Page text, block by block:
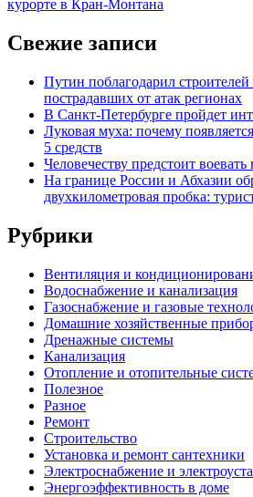
курорте в Кран-Монтана
Свежие записи
Путин поблагодарил
пострадавших от атак регионах
В Санкт-Петербурге пройдет
Луковая муха: почему
5 средств
Человечеству предстоит воевать
На границе России и Абхазии
двухкилометровая пробка:
Рубрики
Вентиляция и
Водоснабжение и канализация
Газоснабжение и газовые
Домашние хозяйственные
Дренажные системы
Канализация
Отопление и отопительные
Полезное
Разное
Ремонт
Строительство
Установка и ремонт сантехники
Электроснабжение и
Энергоэффективность в доме